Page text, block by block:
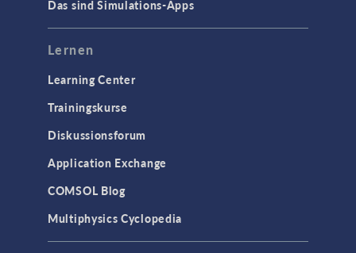
Das sind Simulations-Apps
Lernen
Learning Center
Trainingskurse
Diskussionsforum
Application Exchange
COMSOL Blog
Multiphysics Cyclopedia